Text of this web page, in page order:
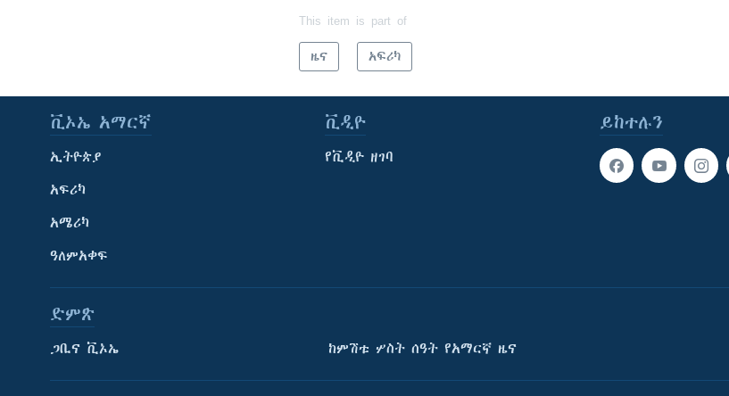
This item is part of
ዜና አፍሪካ
ይከተሉን
ቪኦኤ አማርኛ
ኢትዮጵያ
አፍሪካ
አሜሪካ
ዓለምአቀፍ
ቪዲዮ
የቪዲዮ ዘገባ
ድምጽ
ጋቢና ቪኦኤ ከምሽቱ ሦስት ሰዓት የአማርኛ ዜና